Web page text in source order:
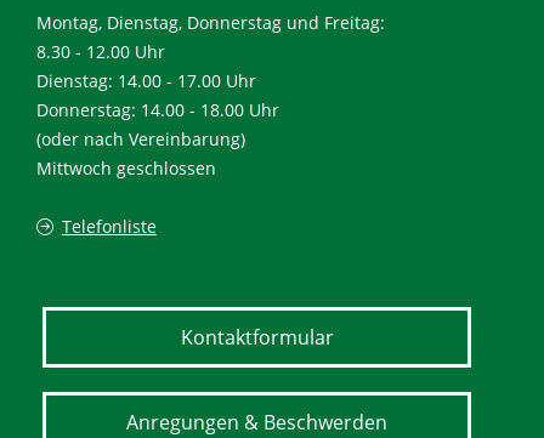
Montag, Dienstag, Donnerstag und Freitag:
8.30 - 12.00 Uhr
Dienstag: 14.00 - 17.00 Uhr
Donnerstag: 14.00 - 18.00 Uhr
(oder nach Vereinbarung)
Mittwoch geschlossen
Telefonliste
Kontaktformular
Anregungen & Beschwerden